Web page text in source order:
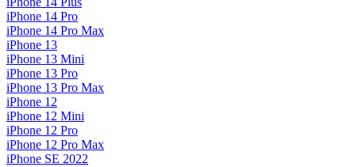
iPhone 14 Pro
iPhone 14 Pro Max
iPhone 13
iPhone 13 Mini
iPhone 13 Pro
iPhone 13 Pro Max
iPhone 12
iPhone 12 Mini
iPhone 12 Pro
iPhone 12 Pro Max
iPhone SE 2022